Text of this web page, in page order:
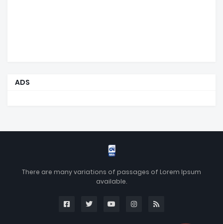
ADS
There are many variations of passages of Lorem Ipsum
available.